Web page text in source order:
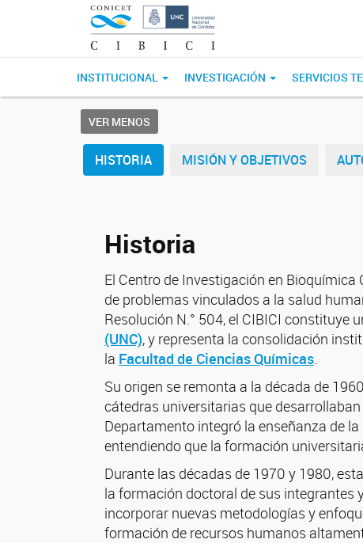
INSTITUCIONAL INVESTIGACIÓN SERVICIOS
VER MENOS
HISTORIA MISIÓN Y OBJETIVOS
Historia
El Centro de Investigación en
de problemas vinculados a la salud
Resolución N.° 504, el CIBICI constituye
(UNC), y representa la consolidación
la Facultad de Ciencias Químicas.
Su origen se remonta a la década de
cátedras universitarias que
Departamento integró la enseñanza de
entendiendo que la formación
Durante las décadas de 1970 y 1980,
la formación doctoral de sus integrantes
incorporar nuevas metodologías y
formación de recursos humanos